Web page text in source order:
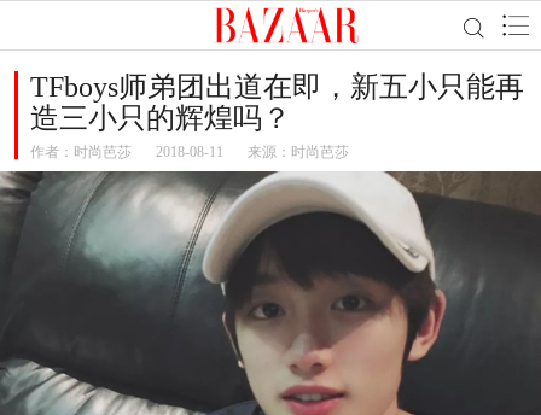
TFboys师弟团出道在即，新五小只能再
造三小只的辉煌吗？
作者： 时尚芭莎 2018-08-11 来源：时尚芭莎